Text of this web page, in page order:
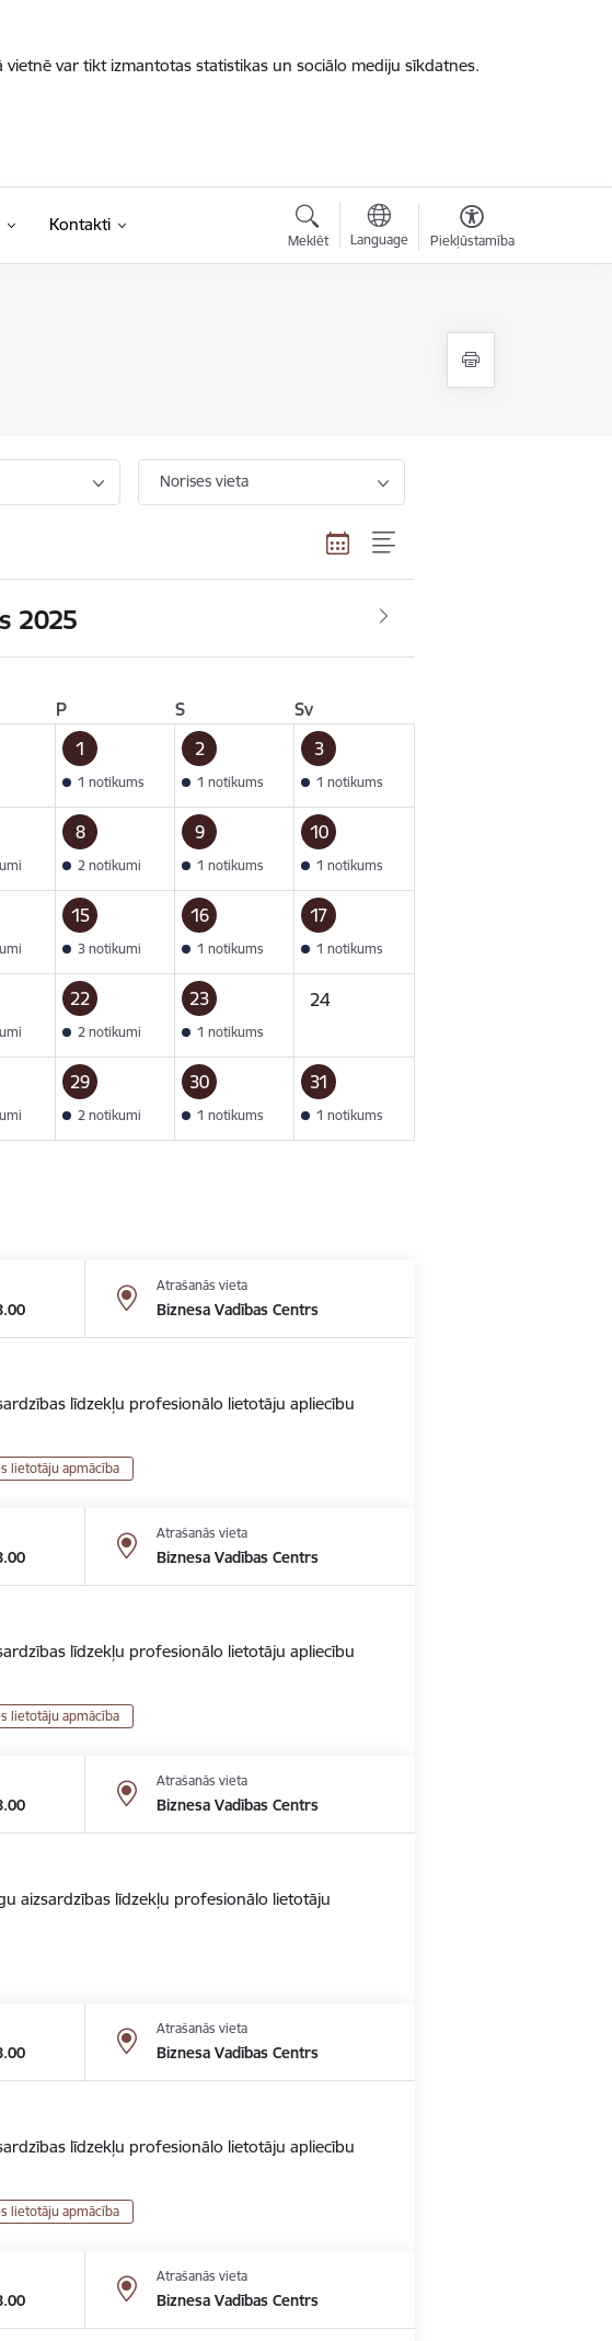
var tikt izmantotas statistikas un sociālo mediju sīkdatnes.
Kontakti
Meklēt Language Piekļūstamība
Norises vieta
2025
P S
Sv
1
1 notikums
2
1 notikums
3
1 notikums
8
2 notikumi
9
1 notikums
10
1 notikums
15
3 notikumi
16
1 notikums
17
1 notikums
22
2 notikumi
23
1 notikums
24
29
2 notikumi
30
1 notikums
31
1 notikums
Atrašanās vieta
Biznesa Vadības Centrs
līdzekļu profesionālo lietotāju apliecību
lietotāju apmācība
Atrašanās vieta
Biznesa Vadības Centrs
līdzekļu profesionālo lietotāju apliecību
lietotāju apmācība
Atrašanās vieta
Biznesa Vadības Centrs
aizsardzības līdzekļu profesionālo lietotāju
Atrašanās vieta
Biznesa Vadības Centrs
līdzekļu profesionālo lietotāju apliecību
lietotāju apmācība
Atrašanās vieta
Biznesa Vadības Centrs